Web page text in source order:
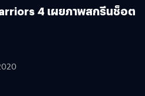
4 เผยภาพสกรีนช็อต